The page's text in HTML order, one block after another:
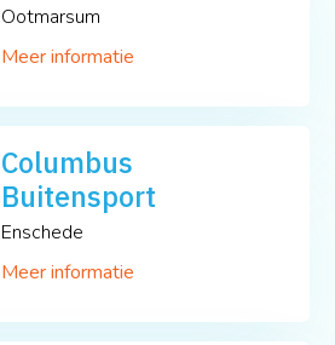
Ootmarsum
Meer informatie
Columbus
Buitensport
Enschede
Meer informatie